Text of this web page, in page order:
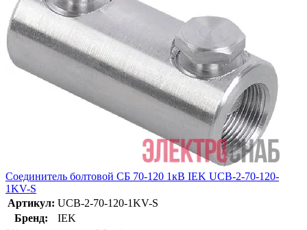
Соединитель болтовой СБ 70-120 1кВ IEK UCB-2-70-120-
1KV-S
Артикул: UCB-2-70-120-1KV-S
Бренд:
IEK